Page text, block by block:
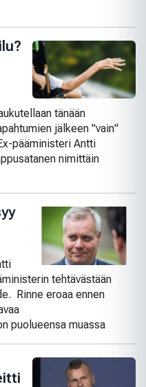
tänään
jälkeen "vain"
pääministeri Antti
nimittäin
tehtävästään
Rinne eroaa ennen
puolueensa muassa